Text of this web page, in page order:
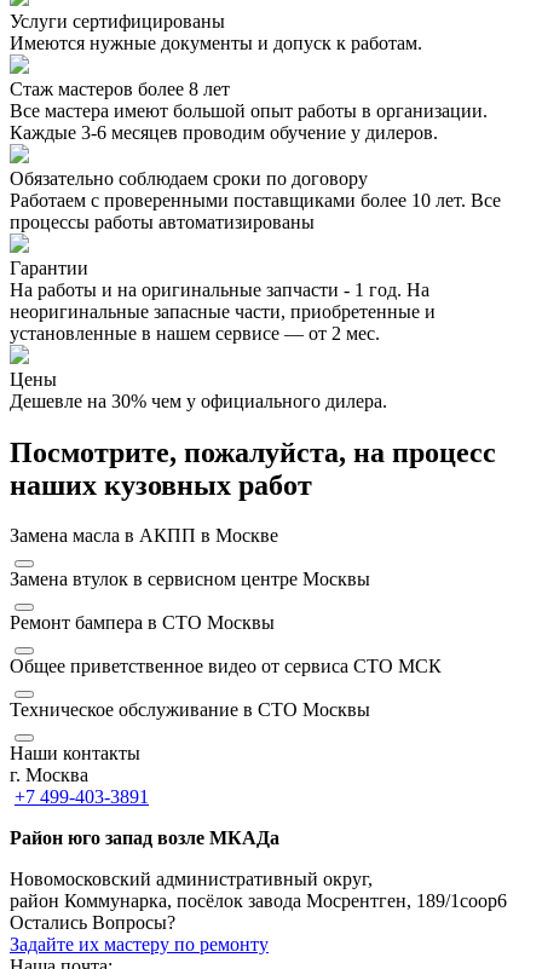
Услуги сертифицированы
Имеются нужные документы и допуск к работам.
Стаж мастеров более 8 лет
Все мастера имеют большой опыт работы в организации.
Каждые 3-6 месяцев проводим обучение у дилеров.
Обязательно соблюдаем сроки по договору
Работаем с проверенными поставщиками более 10 лет. Все
процессы работы автоматизированы
Гарантии
На работы и на оригинальные запчасти - 1 год. На
неоригинальные запасные части, приобретенные и
установленные в нашем сервисе — от 2 мес.
Цены
Дешевле на 30% чем у официального дилера.
Посмотрите, пожалуйста, на процесс
наших кузовных работ
Замена масла в АКПП в Москве
Замена втулок в сервисном центре Москвы
Ремонт бампера в СТО Москвы
Общее приветственное видео от сервиса СТО МСК
Техническое обслуживание в СТО Москвы
Наши контакты
г. Москва
+7 499-403-3891
Район юго запад возле МКАДа
Новомосковский административный округ,
район Коммунарка, посёлок завода Мосрентген, 189/1соор6
Остались Вопросы?
Задайте их мастеру по ремонту